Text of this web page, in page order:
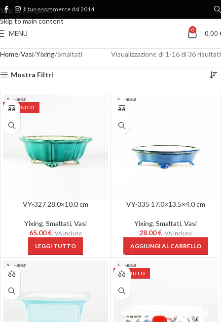
Skip to navigation
Skip to main content
Il tuo ecommerce dal 2014
MENU 0 0.00
Home Vasi Yixing Smaltati Visualizzazione di 1-16 di 36 risultati
Mostra Filtri
VENDUTO
VY-327 28.0×10.0 cm
Yixing, Smaltati, Vasi
65.00€ IVA inclusa
LEGGI TUTTO
VY-335 17.0×13.5×4.0 cm
Yixing,Smaltati,Vasi
28.00€ IVA inclusa
AGGIUNGI AL CARRELLO
VENDUTO